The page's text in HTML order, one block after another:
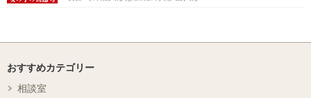
おすすめカテゴリー
相談室